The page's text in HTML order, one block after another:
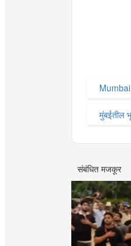
मुंबईतील
संबंधित मजकूर